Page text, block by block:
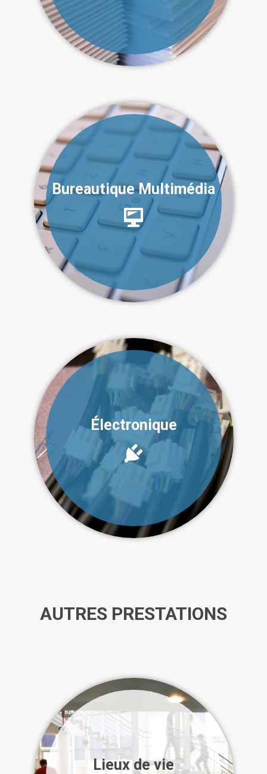
Bureautique Multimédia
Électronique
AUTRES PRESTATIONS
Lieux de vie